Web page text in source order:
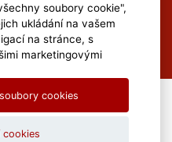
© 2020, Webdesign by
soubory cookie",
ukládání na vašem
na stránce, s
marketingovými
cookies
cookies